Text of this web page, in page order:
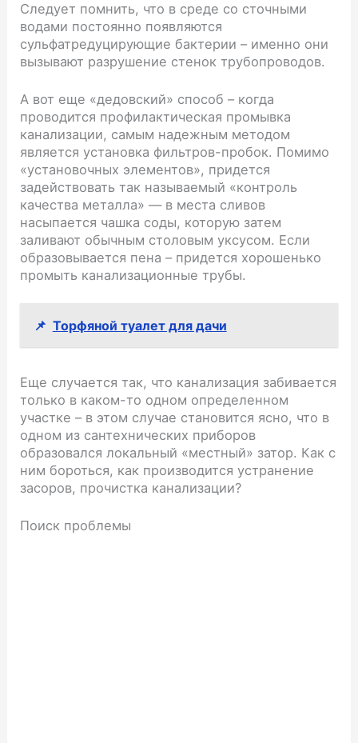
Следует помнить, что в среде со сточными
водами постоянно появляются
сульфатредуцирующие бактерии – именно они
вызывают разрушение стенок трубопроводов.
А вот еще «дедовский» способ – когда
проводится профилактическая промывка
канализации, самым надежным методом
является установка фильтров-пробок. Помимо
«установочных элементов», придется
задействовать так называемый «контроль
качества металла» — в места сливов
насыпается чашка соды, которую затем
заливают обычным столовым уксусом. Если
образовывается пена – придется хорошенько
промыть канализационные трубы.
📌 Торфяной туалет для дачи
Еще случается так, что канализация забивается
только в каком-то одном определенном
участке – в этом случае становится ясно, что в
одном из сантехнических приборов
образовался локальный «местный» затор. Как с
ним бороться, как производится устранение
засоров, прочистка канализации?
Поиск проблемы